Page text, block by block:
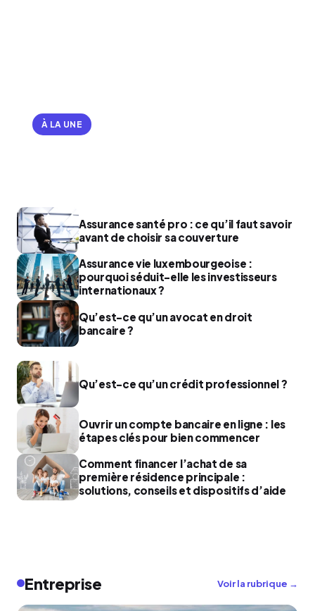
À LA UNE
Assurance santé pro : ce qu’il faut savoir
avant de choisir sa couverture
Assurance vie luxembourgeoise :
pourquoi séduit-elle les investisseurs
internationaux ?
Qu’est-ce qu’un avocat en droit
bancaire ?
Qu’est-ce qu’un crédit professionnel ?
Ouvrir un compte bancaire en ligne : les
étapes clés pour bien commencer
Comment financer l’achat de sa
première résidence principale :
solutions, conseils et dispositifs d’aide
Entreprise Voir la rubrique →